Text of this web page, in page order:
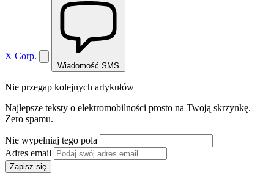
X Corp.
Wiadomość SMS
Nie przegap kolejnych artykułów
Najlepsze teksty o elektromobilności prosto na Twoją skrzynkę.
Zero spamu.
Nie wypełniaj tego pola
Adres email
Zapisz się